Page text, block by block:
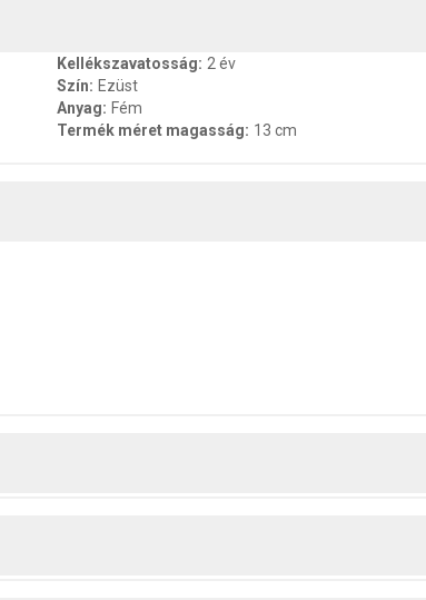
Kellékszavatosság: 2 év
Szín: Ezüst
Anyag: Fém
Termék méret magasság: 13 cm